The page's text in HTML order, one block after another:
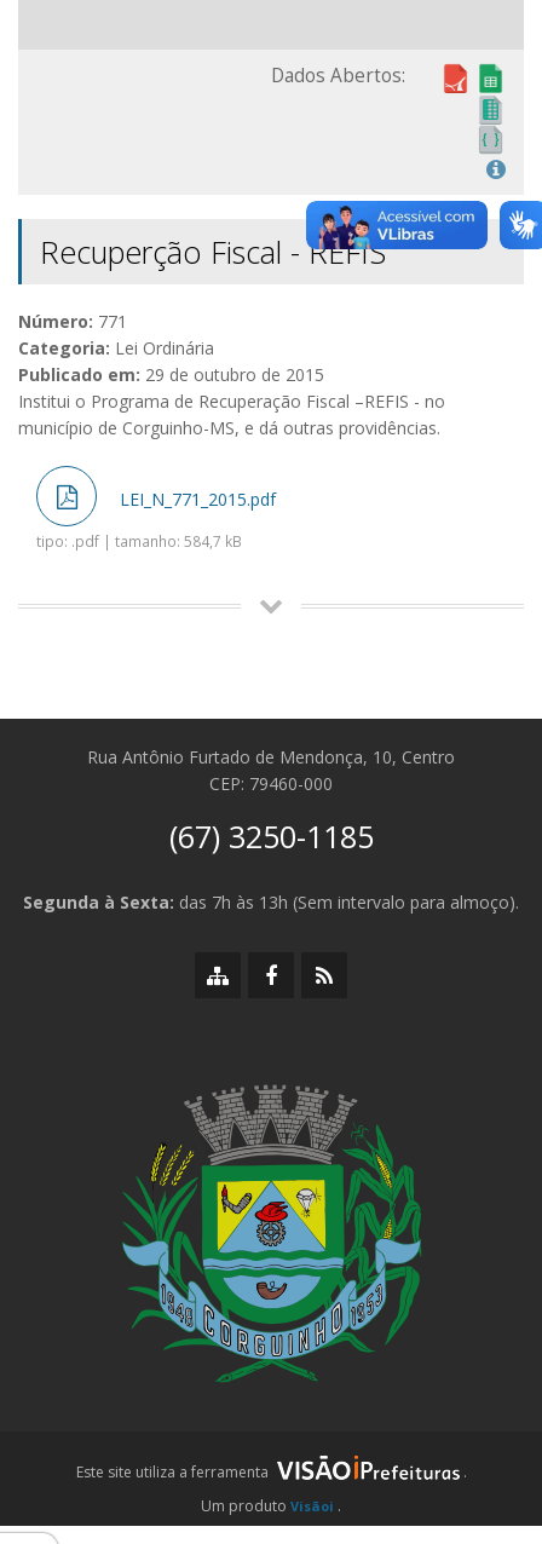
Dados Abertos:
Recuperção Fiscal - REFIS
Número: 771
Categoria: Lei Ordinária
Publicado em: 29 de outubro de 2015
Institui o Programa de Recuperação Fiscal –REFIS - no
município de Corguinho-MS, e dá outras providências.
LEI_N_771_2015.pdf
tipo: .pdf | tamanho: 584,7 kB
Rua Antônio Furtado de Mendonça, 10, Centro
CEP: 79460-000
(67) 3250-1185
Segunda à Sexta: das 7h às 13h (Sem intervalo para almoço).
MapaFacebook
RSS
Este site utiliza a ferramenta
.
Um produto Visãoi .